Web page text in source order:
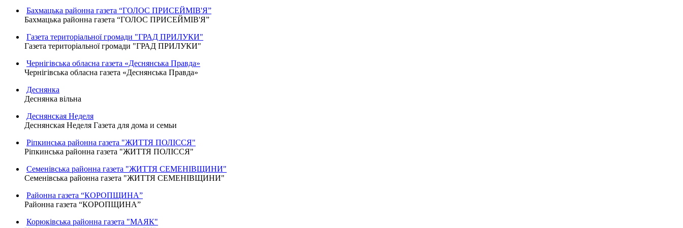
Бахмацька районна газета “ГОЛОС ПРИСЕЙМІВ'Я”
Бахмацька районна газета “ГОЛОС ПРИСЕЙМІВ'Я”
Газета територіальної громади "ГРАД ПРИЛУКИ"
Газета територіальної громади "ГРАД ПРИЛУКИ"
Чернігівська обласна газета «Деснянська Правда»
Чернігівська обласна газета «Деснянська Правда»
Деснянка
Деснянка вільна
Деснянская Неделя
Деснянская Неделя Газета для дома и семьи
Ріпкинська районна газета "ЖИТТЯ ПОЛІССЯ"
Ріпкинська районна газета "ЖИТТЯ ПОЛІССЯ"
Семенівська районна газета "ЖИТТЯ СЕМЕНІВЩИНИ"
Семенівська районна газета "ЖИТТЯ СЕМЕНІВЩИНИ"
Районна газета “КОРОПЩИНА”
Районна газета “КОРОПЩИНА”
Корюківська районна газета "МАЯК"